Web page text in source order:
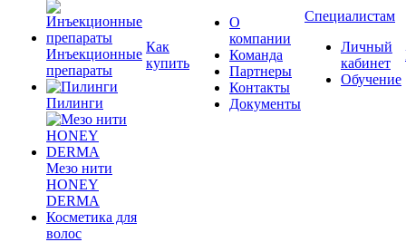
Инъекционные
препараты
Пилинги
Мезо нити
HONEY
DERMA
Косметика для
волос
Как
купить
О
компании
Команда
Партнеры
Контакты
Документы
Специалистам
Личный
кабинет
Обучение